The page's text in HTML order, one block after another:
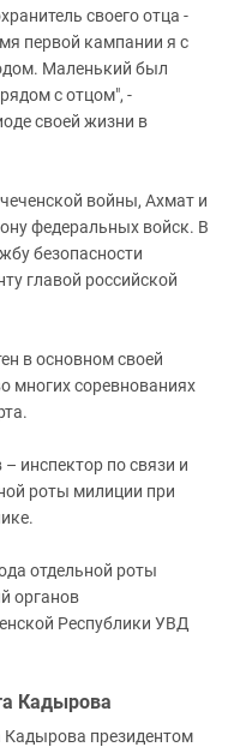
своего отца -
первой кампании я с
Маленький был
с отцом", -
своей жизни в
войны, Ахмат и
федеральных войск. В
безопасности
главой российской
в основном своей
многих соревнованиях
инспектор по связи и
роты милиции при
отдельной роты
органов
Республики УВД
Кадырова
Кадырова президентом